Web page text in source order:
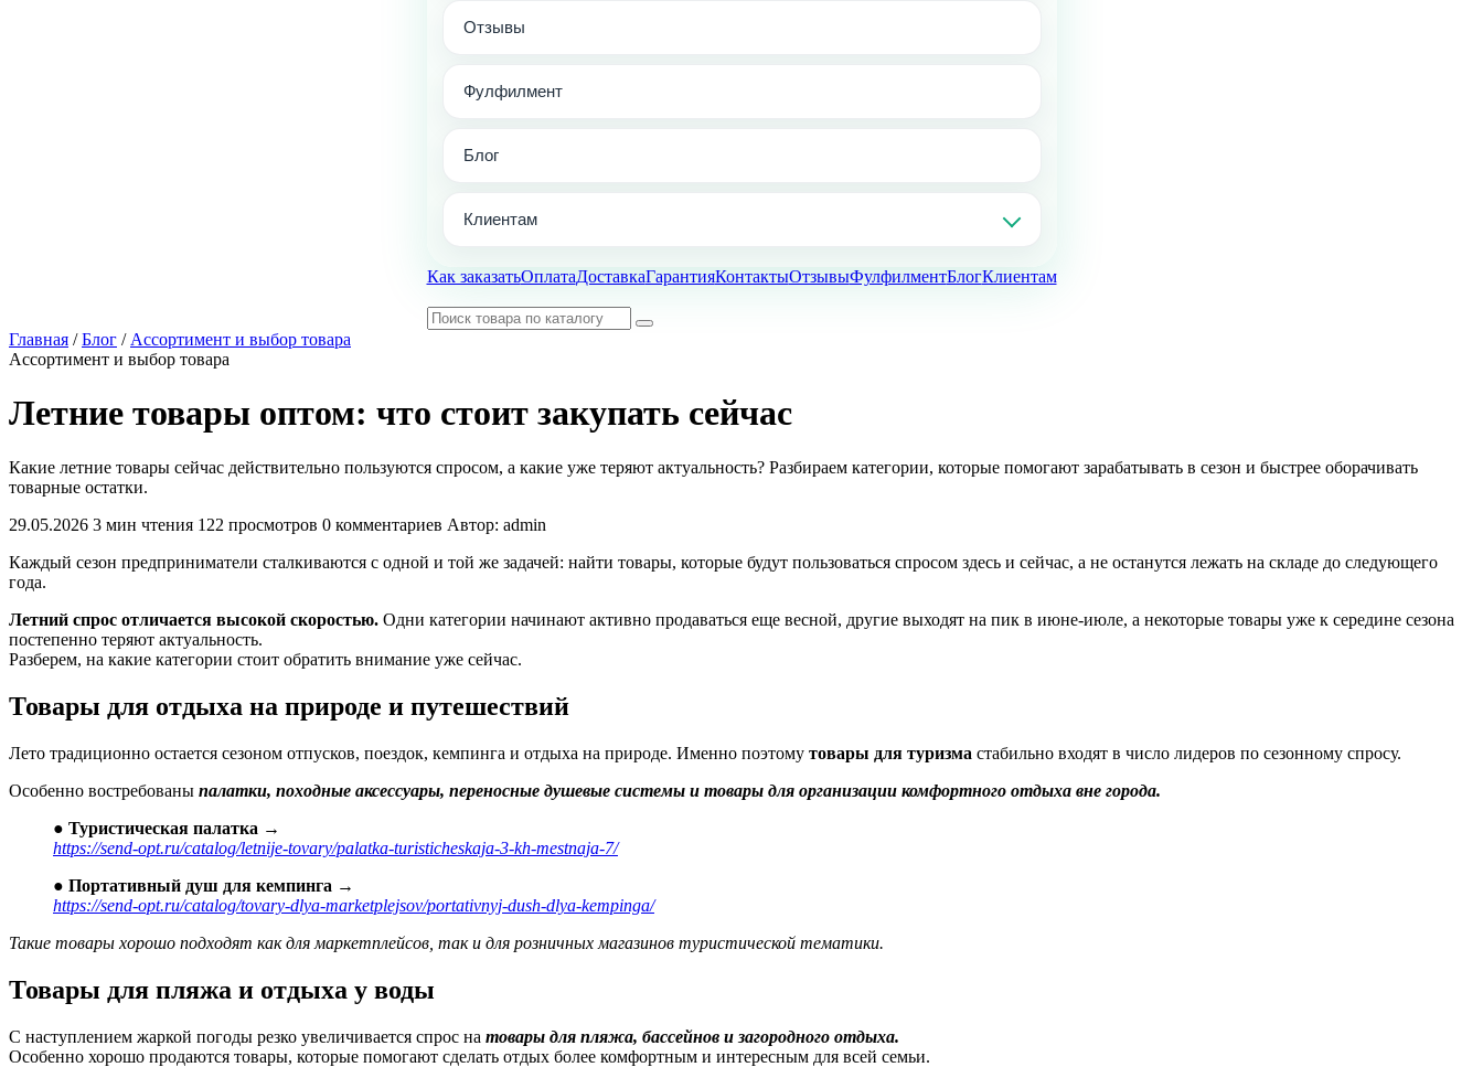
Отзывы
Фулфилмент
Блог
Клиентам
Как заказатьОплатаДоставкаГарантияКонтактыОтзывыФулфилментБлогКлиентам
Главная /Блог / Ассортимент и выбор товара
Ассортимент и выбор товара
Летние товары оптом: что стоит закупать сейчас
Какие летние товары сейчас действительно пользуются спросом, а какие уже теряют актуальность? Разбираем категории, которые помогают зарабатывать в сезон и быстрее оборачивать
товарные остатки.
29.05.2026 3 мин чтения 122 просмотров 0 комментариев Автор: admin
Каждый сезон предприниматели сталкиваются с одной и той же задачей: найти товары, которые будут пользоваться спросом здесь и сейчас, а не останутся лежать на складе до следующего
года.
Летний спрос отличается высокой скоростью. Одни категории начинают активно продаваться еще весной, другие выходят на пик в июне-июле, а некоторые товары уже к середине сезона
постепенно теряют актуальность.
Разберем, на какие категории стоит обратить внимание уже сейчас.
Товары для отдыха на природе и путешествий
Лето традиционно остается сезоном отпусков, поездок, кемпинга и отдыха на природе. Именно поэтому товары для туризма стабильно входят в число лидеров по сезонному спросу.
Особенно востребованы палатки, походные аксессуары, переносные душевые системы и товары для организации комфортного отдыха вне города.
● Туристическая палатка →
https://send-opt.ru/catalog/letnije-tovary/palatka-turisticheskaja-3-kh-mestnaja-7/
● Портативный душ для кемпинга →
https://send-opt.ru/catalog/tovary-dlya-marketplejsov/portativnyj-dush-dlya-kempinga/
Такие товары хорошо подходят как для маркетплейсов, так и для розничных магазинов туристической тематики.
Товары для пляжа и отдыха у воды
С наступлением жаркой погоды резко увеличивается спрос на товары для пляжа, бассейнов и загородного отдыха.
Особенно хорошо продаются товары, которые помогают сделать отдых более комфортным и интересным для всей семьи.